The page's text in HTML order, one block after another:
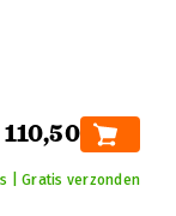
| Gratis verzonden